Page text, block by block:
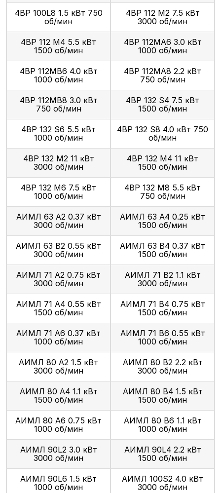
4ВР 100L8 1.5 кВт 750
об/мин
4ВР 112 М2 7.5 кВт
3000 об/мин
4ВР 112 М4 5.5 кВт
1500 об/мин
4ВР 112МА6 3.0 кВт
1000 об/мин
4ВР 112МВ6 4.0 кВт
1000 об/мин
4ВР 112МА8 2.2 кВт
750 об/мин
4ВР 112МВ8 3.0 кВт
750 об/мин
4ВР 132 S4 7.5 кВт
1500 об/мин
4ВР 132 S6 5.5 кВт
1000 об/мин
4ВР 132 S8 4.0 кВт 750
об/мин
4ВР 132 М2 11 кВт
3000 об/мин
4ВР 132 М4 11 кВт
1500 об/мин
4ВР 132 М6 7.5 кВт
1000 об/мин
4ВР 132 М8 5.5 кВт
750 об/мин
АИМЛ 63 А2 0.37 кВт
3000 об/мин
АИМЛ 63 А4 0.25 кВт
1500 об/мин
АИМЛ 63 В2 0.55 кВт
3000 об/мин
АИМЛ 63 В4 0.37 кВт
1500 об/мин
АИМЛ 71 А2 0.75 кВт
3000 об/мин
АИМЛ 71 В2 1.1 кВт
3000 об/мин
АИМЛ 71 А4 0.55 кВт
1500 об/мин
АИМЛ 71 В4 0.75 кВт
1500 об/мин
АИМЛ 71 А6 0.37 кВт
1000 об/мин
АИМЛ 71 В6 0.55 кВт
1000 об/мин
АИМЛ 80 А2 1.5 кВт
3000 об/мин
АИМЛ 80 В2 2.2 кВт
3000 об/мин
АИМЛ 80 А4 1.1 кВт
1500 об/мин
АИМЛ 80 В4 1.5 кВт
1500 об/мин
АИМЛ 80 А6 0.75 кВт
1000 об/мин
АИМЛ 80 В6 1.1 кВт
1000 об/мин
АИМЛ 90L2 3.0 кВт
3000 об/мин
АИМЛ 90L4 2.2 кВт
1500 об/мин
АИМЛ 90L6 1.5 кВт
1000 об/мин
АИМЛ 100S2 4.0 кВт
3000 об/мин